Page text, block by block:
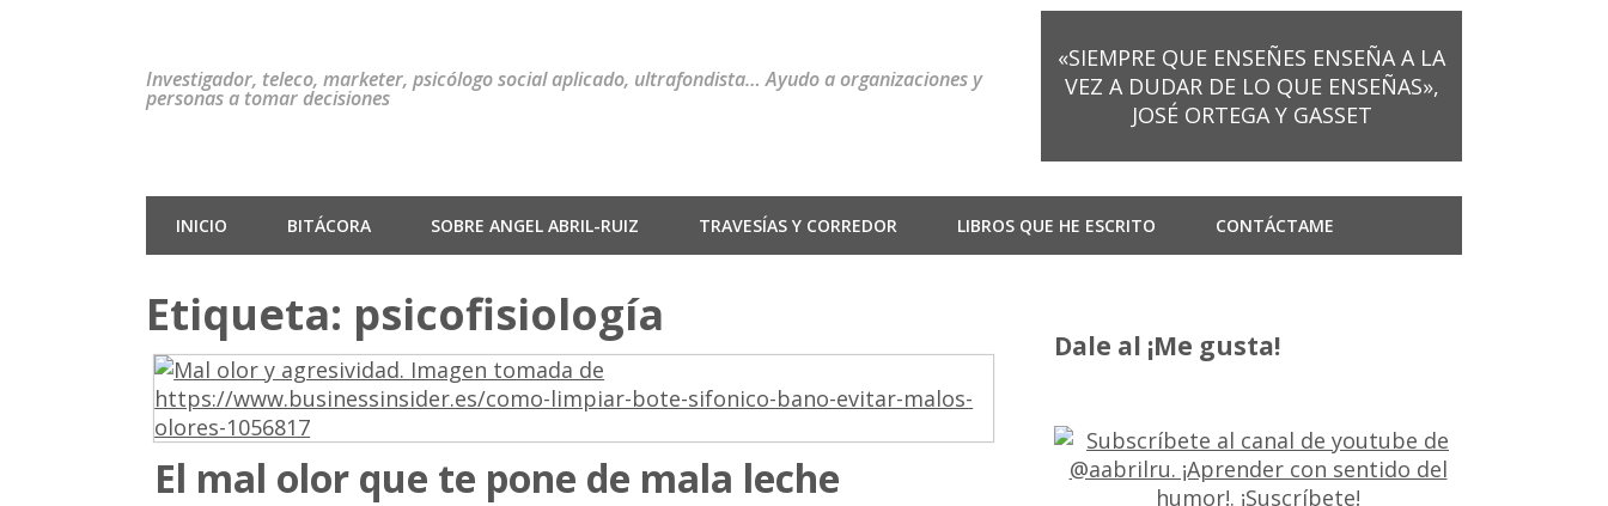
Investigador, teleco, marketer, psicólogo social aplicado, ultrafondista… Ayudo a organizaciones y
personas a tomar decisiones
«SIEMPRE QUE ENSEÑES ENSEÑA A LA
VEZ A DUDAR DE LO QUE ENSEÑAS»,
JOSÉ ORTEGA Y GASSET
INICIO BITÁCORA SOBRE ANGEL ABRIL-RUIZ TRAVESÍAS Y CORREDOR LIBROS QUE HE ESCRITO CONTÁCTAME
Etiqueta: psicofisiología
El mal olor que te pone de mala leche
Dale al ¡Me gusta!